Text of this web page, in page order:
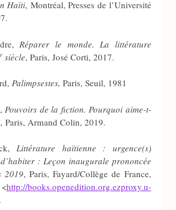
Haïti, Montréal, Presses de l’Université
Réparer le monde. La littérature
e siècle, Paris, José Corti, 2017.
Palimpsestes,Paris, Seuil, 1981
Pouvoirs de la fiction. Pourquoi aime-t-
Paris, Armand Colin, 2019.
Littérature haïtienne : urgence(s)
: Leçon inaugurale prononcée
2019, Paris, Fayard/Collège de France,
http://books.openedition.org.ezproxy.u-